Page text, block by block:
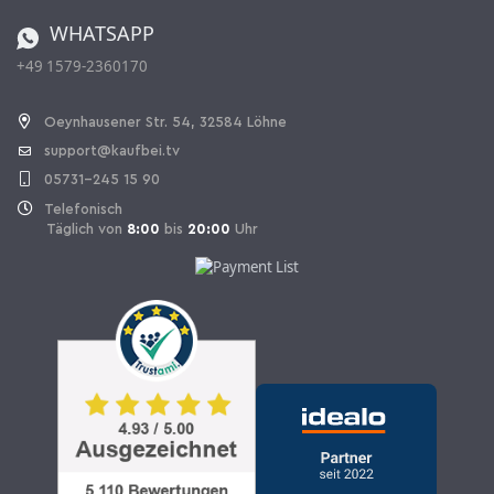
Vertrag widerrufen
WHATSAPP
+49 1579-2360170
Oeynhausener Str. 54, 32584 Löhne
support@kaufbei.tv
05731-245 15 90
Telefonisch
Täglich von 8:00 bis 20:00 Uhr